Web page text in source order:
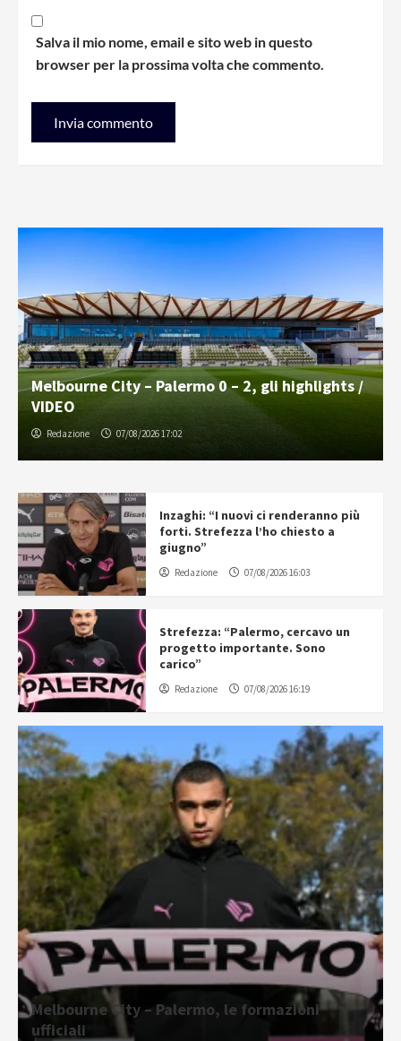
Salva il mio nome, email e sito web in questo
browser per la prossima volta che commento.
Melbourne City – Palermo 0 – 2, gli highlights /
VIDEO
Redazione 07/08/2026 17:02
Inzaghi: “I nuovi ci renderanno più
forti. Strefezza l’ho chiesto a
giugno”
Redazione 07/08/2026 16:03
Strefezza: “Palermo, cercavo un
progetto importante. Sono
carico”
Redazione 07/08/2026 16:19
Melbourne City – Palermo, le formazioni
ufficiali